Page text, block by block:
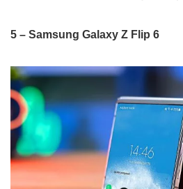
5 – Samsung Galaxy Z Flip 6